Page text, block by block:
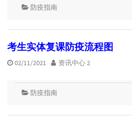
防疫指南
考生实体复课防疫流程图
02/11/2021 资讯中心 2
防疫指南